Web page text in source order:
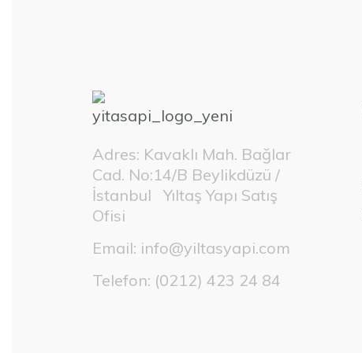
Adres: Kavaklı Mah. Bağlar
Cad. No:14/B Beylikdüzü /
İstanbul Yıltaş Yapı Satış
Ofisi
Email: info@yiltasyapi.com
Telefon: (0212) 423 24 84